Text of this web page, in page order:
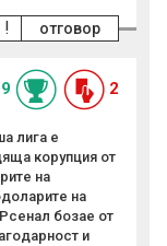
отговор
!
9 2
лига е
корупция от
на
на
бозае от
и